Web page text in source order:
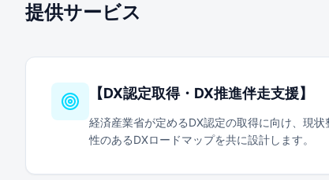
提供サービス
【DX認定取得・DX推進伴走支援】
経済産業省が定めるDX認定の取得に向け、現
性のあるDXロードマップを共に設計します。